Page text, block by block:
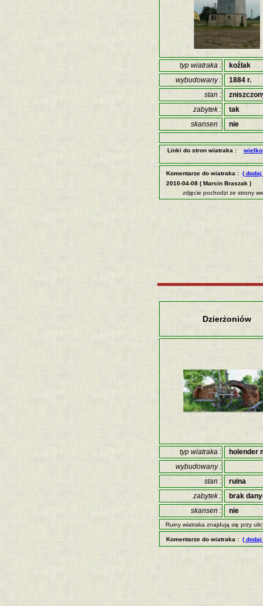
typ wiatraka :
koźlak
wybudowany :
1884 r.
stan :
zabytek :
tak
skansen :
nie
Linki do stron wiatraka :
Komentarze do wiatraka : (
2010-04-08 ( Marcin Braszak )
zdjęcie pochodzi ze strony
Dzierżoniów
typ wiatraka :
holender
wybudowany :
stan :
ruina
zabytek :
brak
skansen :
nie
Ruiny wiatraka znajdują się przy
Komentarze do wiatraka : (